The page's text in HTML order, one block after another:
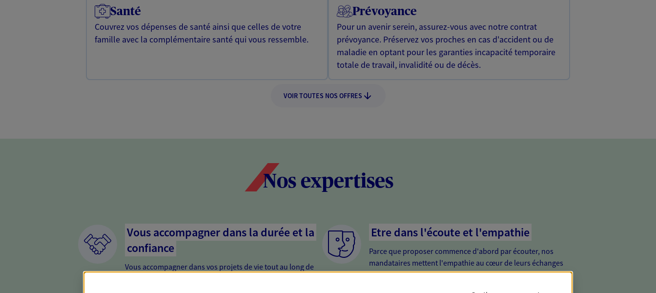
Santé
Couvrez vos dépenses de santé ainsi que celles de votre
famille avec la complémentaire santé qui vous ressemble.
Prévoyance
Pour un avenir serein, assurez-vous avec notre contrat
prévoyance. Préservez vos proches en cas d'accident ou de
maladie en optant pour les garanties incapacité temporaire
totale de travail, invalidité ou de décès.
VOIR TOUTES NOS OFFRES
Nos expertises
Vous accompagner dans la durée et la
confiance
Vous accompagner dans vos projets de vie tout au long de
Etre dans l'écoute et l'empathie
Parce que proposer commence d'abord par écouter, nos
mandataires mettent l'empathie au cœur de leurs échanges
pour mieux comprendre vos besoins et mieux vous soutenir